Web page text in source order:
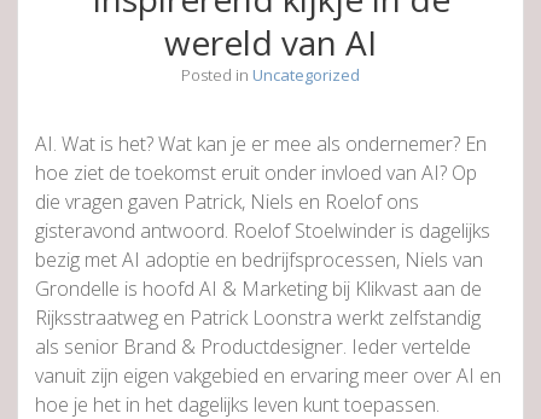
wereld van AI
Posted in Uncategorized
AI. Wat is het? Wat kan je er mee als ondernemer? En
hoe ziet de toekomst eruit onder invloed van AI? Op
die vragen gaven Patrick, Niels en Roelof ons
gisteravond antwoord. Roelof Stoelwinder is dagelijks
bezig met AI adoptie en bedrijfsprocessen, Niels van
Grondelle is hoofd AI & Marketing bij Klikvast aan de
Rijksstraatweg en Patrick Loonstra werkt zelfstandig
als senior Brand & Productdesigner. Ieder vertelde
vanuit zijn eigen vakgebied en ervaring meer over AI en
hoe je het in het dagelijks leven kunt toepassen.